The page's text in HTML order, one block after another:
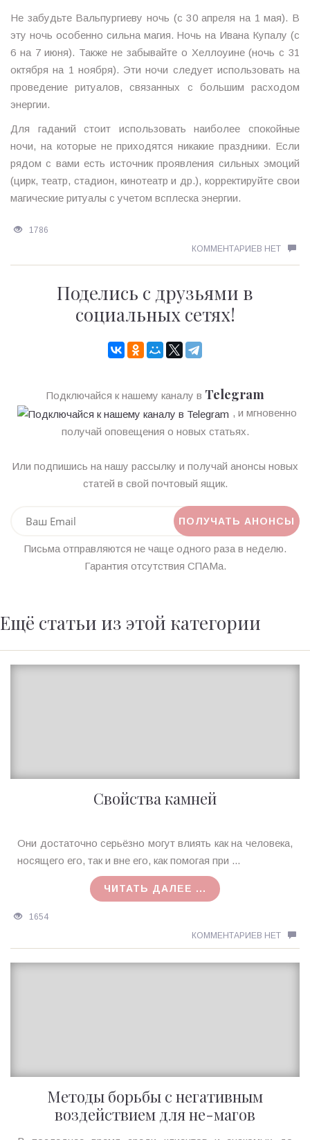
Не забудьте Вальпургиеву ночь (с 30 апреля на 1 мая). В
эту ночь особенно сильна магия. Ночь на Ивана Купалу (с
6 на 7 июня). Также не забывайте о Хеллоуине (ночь с 31
октября на 1 ноября). Эти ночи следует использовать на
проведение ритуалов, связанных с большим расходом
энергии.
Для гаданий стоит использовать наиболее спокойные
ночи, на которые не приходятся никакие праздники. Если
рядом с вами есть источник проявления сильных эмоций
(цирк, театр, стадион, кинотеатр и др.), корректируйте свои
магические ритуалы с учетом всплеска энергии.
1786
КОММЕНТАРИЕВ НЕТ
Поделись с друзьями в
социальных сетях!
Подключайся к нашему каналу в Telegram
, и мгновенно
получай оповещения о новых статьях.
Или подпишись на нашу рассылку и получай анонсы новых
статей в свой почтовый ящик.
Письма отправляются не чаще одного раза в неделю.
Гарантия отсутствия СПАМа.
Ещё статьи из этой категории
Свойства камней
Ирина
MagicTantra
Они достаточно серьёзно могут влиять как на человека,
носящего его, так и вне его, как помогая при ...
ЧИТАТЬ ДАЛЕЕ ...
1654
КОММЕНТАРИЕВ НЕТ
Методы борьбы с негативным
воздействием для не-магов